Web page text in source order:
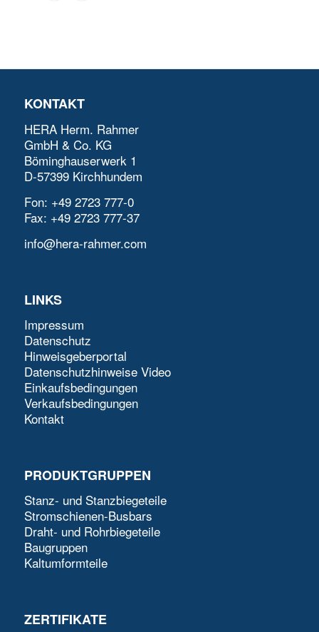
KONTAKT
HERA Herm. Rahmer
GmbH & Co. KG
Böminghauserwerk 1
D-57399 Kirchhundem
Fon: +49 2723 777-0
Fax: +49 2723 777-37
info@hera-rahmer.com
LINKS
Impressum
Datenschutz
Hinweisgeberportal
Datenschutzhinweise Video
Einkaufsbedingungen
Verkaufsbedingungen
Kontakt
PRODUKTGRUPPEN
Stanz- und Stanzbiegeteile
Stromschienen-Busbars
Draht- und Rohrbiegeteile
Baugruppen
Kaltumformteile
ZERTIFIKATE